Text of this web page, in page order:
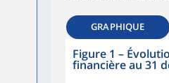
GRAPHIQUE
Figure 1 –
financière au 31